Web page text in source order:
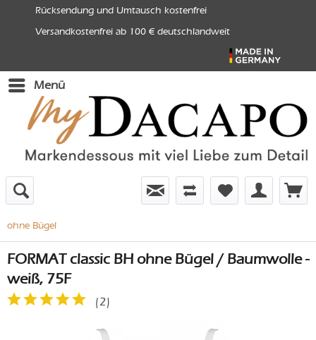
Rücksendung und Umtausch kostenfrei
Versandkostenfrei ab 100 € deutschlandweit
Menü
ohne Bügel
FORMAT classic BH ohne Bügel / Baumwolle -
weiß, 75F
(2)